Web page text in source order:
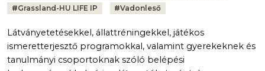
#Grassland-HU LIFE IP #Vadonleső
Látványetetésekkel, állattréningekkel, játékos
ismeretterjesztő programokkal, valamint gyerekeknek és
tanulmányi csoportoknak szóló belépési